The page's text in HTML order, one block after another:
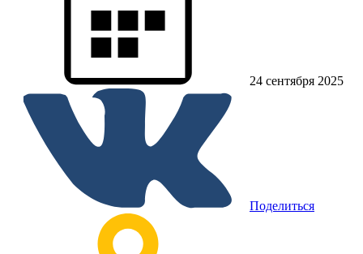
24 сентября 2025
Поделиться